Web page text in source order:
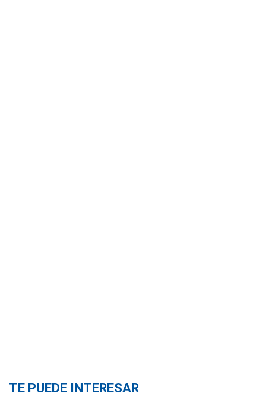
TE PUEDE INTERESAR